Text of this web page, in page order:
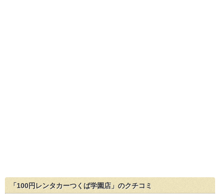
「100円レンタカーつくば学園店」のクチコミ